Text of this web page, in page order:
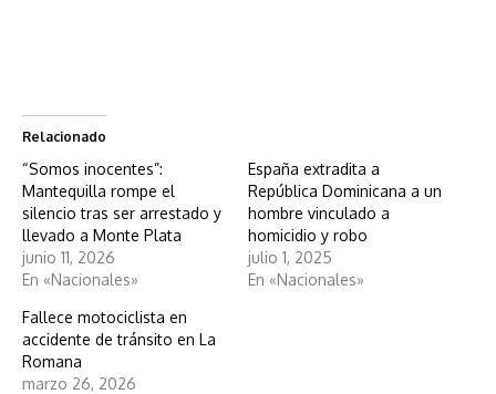
Relacionado
“Somos inocentes”:
Mantequilla rompe el
silencio tras ser arrestado y
llevado a Monte Plata
junio 11, 2026
En «Nacionales»
España extradita a
República Dominicana a un
hombre vinculado a
homicidio y robo
julio 1, 2025
En «Nacionales»
Fallece motociclista en
accidente de tránsito en La
Romana
marzo 26, 2026